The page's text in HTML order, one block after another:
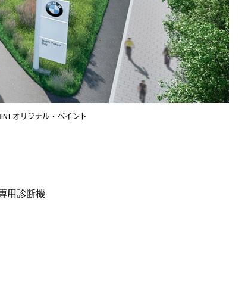
オリジナル・ペイント
用診断機